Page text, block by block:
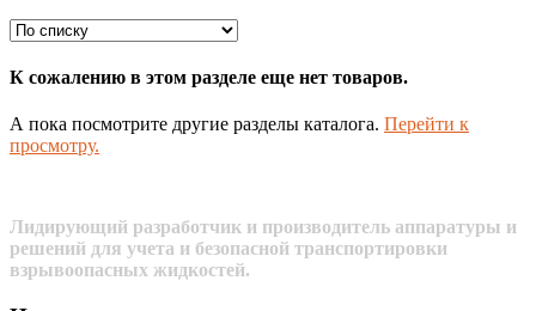
К сожалению в этом разделе еще нет товаров.
А пока посмотрите другие разделы каталога. Перейти к
просмотру.
Лидирующий разработчик и производитель аппаратуры и
решений для учета и безопасной транспортировки
взрывоопасных жидкостей.